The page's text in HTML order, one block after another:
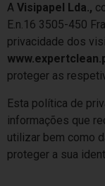
A Visipapel Lda.,
E.n.16 3505-450
privacidade dos
proteger as
Esta política de
informações que
utilizar bem como
proteger a sua